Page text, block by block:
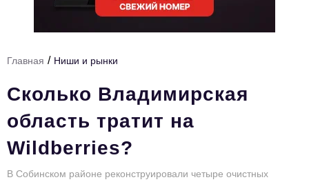
История тульского предпринимательства
Тема номера
HR
Персона номера
Инфраструктура развития
Главная / Ниши и рынки
Сколько Владимирская
область тратит на
Wildberries?
В Собинском районе реконструировали четыре очистных